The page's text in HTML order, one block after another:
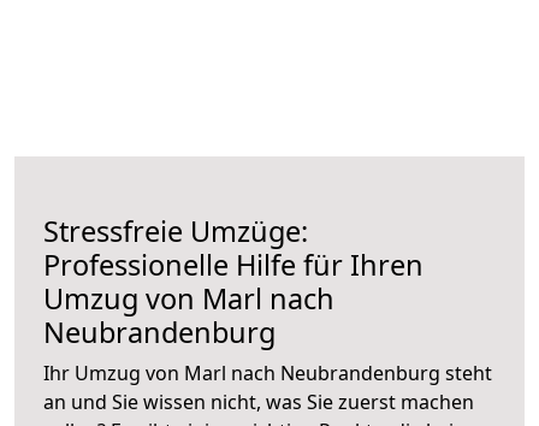
Stressfreie Umzüge:
Professionelle Hilfe für Ihren
Umzug von Marl nach
Neubrandenburg
Ihr Umzug von Marl nach Neubrandenburg steht
an und Sie wissen nicht, was Sie zuerst machen